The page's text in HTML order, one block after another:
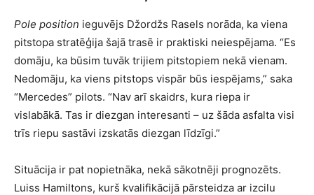
Pole position ieguvējs Džordžs Rasels norāda, ka viena
pitstopa stratēģija šajā trasē ir praktiski neiespējama. “Es
domāju, ka būsim tuvāk trijiem pitstopiem nekā vienam.
Nedomāju, ka viens pitstops vispār būs iespējams,” saka
“Mercedes” pilots. “Nav arī skaidrs, kura riepa ir
vislabākā. Tas ir diezgan interesanti – uz šāda asfalta visi
trīs riepu sastāvi izskatās diezgan līdzīgi.”
Situācija ir pat nopietnāka, nekā sākotnēji prognozēts.
Luiss Hamiltons, kurš kvalifikācijā pārsteidza ar izcilu